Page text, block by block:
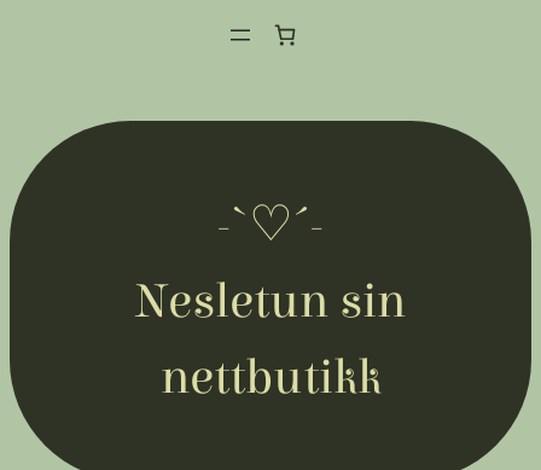
-`♡´-
Nesletun sin
nettbutikk